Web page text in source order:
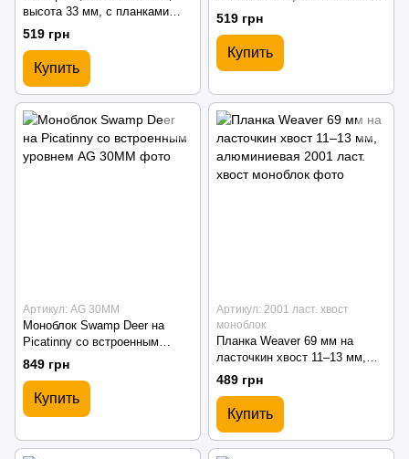
высота 33 мм, с планками
Weaver
519 грн
Купить
хвост 11–13 мм
519 грн
Купить
Артикул: AG 30MM
Моноблок Swamp Deer на
Picatinny со встроенным
уровнем
849 грн
Купить
Артикул: 2001 ласт. хвост
моноблок
Планка Weaver 69 мм на
ласточкин хвост 11–13 мм,
алюминиевая
489 грн
Купить